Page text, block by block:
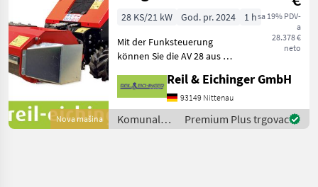
TRENUTNA
STAZA
Općinska
tehnologija
Komunalna
Vozila
Kosilice
Poništi
Prikaži 1
rezultata
Nova mašina
sa 19% PDV-
a
28.378 €
neto
28 KS/21 kW God. pr. 2024
1 h
Mit der Funksteuerung
können Sie die AV 28 aus bis
sicher steuern. Die AV28 ist
die ideale Forstraupe mit
Mulcher, ihr Mulchgerät hat
eine A
Reil & Eichinger GmbH
93149 Nittenau
Komunalna
oprema i
Premium Plus trgovac